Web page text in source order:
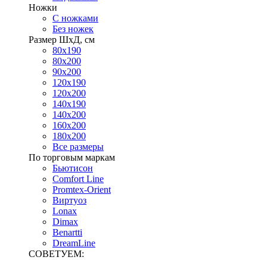
Ножки
С ножками
Без ножек
Размер ШхД, см
80х190
80х200
90х200
120х190
120х200
140х190
140х200
160х200
180х200
Все размеры
По торговым маркам
Бьютисон
Comfort Line
Promtex-Orient
Виртуоз
Lonax
Dimax
Benartti
DreamLine
СОВЕТУЕМ: